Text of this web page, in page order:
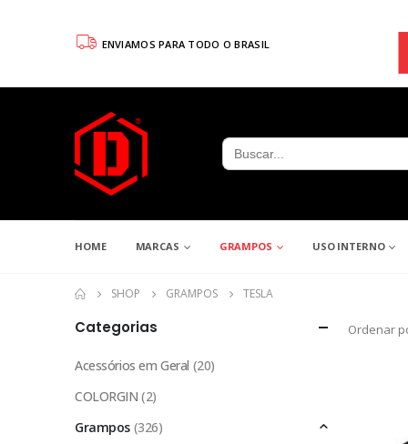
ENVIAMOS PARA TODO O BRASIL
Search
for:
HOME MARCAS GRAMPOS USO INTERNO
SHOP GRAMPOS TESLA
Ordenar
Categorias
Acessórios em Geral (20)
COLORGIN (2)
Grampos (326)